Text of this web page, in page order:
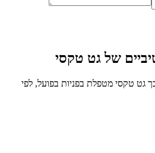
שלגט טקסי
גט טקסי מטפלת בפניות בפועל, לפי